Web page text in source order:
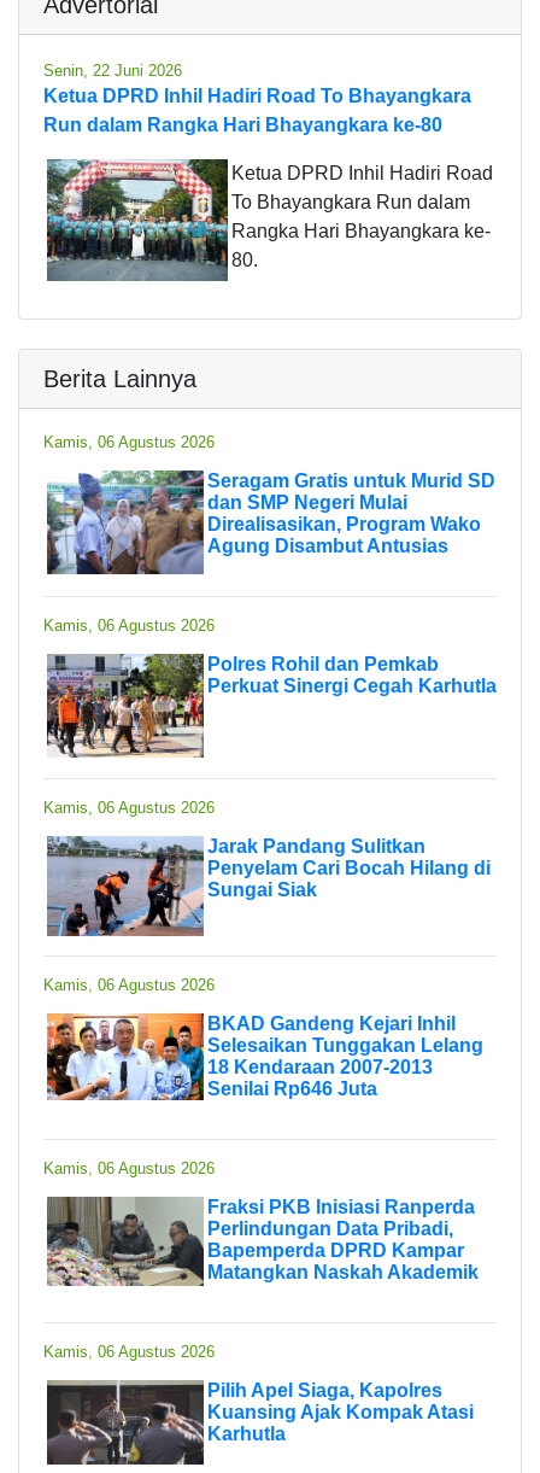
Senin, 22 Juni 2026
Ketua DPRD Inhil Hadiri Road To Bhayangkara
Run dalam Rangka Hari Bhayangkara ke-80
Ketua DPRD Inhil Hadiri Road
To Bhayangkara Run dalam
Rangka Hari Bhayangkara ke-
80.
Berita Lainnya
Kamis, 06 Agustus 2026
Seragam Gratis untuk Murid SD
dan SMP Negeri Mulai
Direalisasikan, Program Wako
Agung Disambut Antusias
Kamis, 06 Agustus 2026
Polres Rohil dan Pemkab
Perkuat Sinergi Cegah Karhutla
Kamis, 06 Agustus 2026
Jarak Pandang Sulitkan
Penyelam Cari Bocah Hilang di
Sungai Siak
Kamis, 06 Agustus 2026
BKAD Gandeng Kejari Inhil
Selesaikan Tunggakan Lelang
18 Kendaraan 2007-2013
Senilai Rp646 Juta
Kamis, 06 Agustus 2026
Fraksi PKB Inisiasi Ranperda
Perlindungan Data Pribadi,
Bapemperda DPRD Kampar
Matangkan Naskah Akademik
Kamis, 06 Agustus 2026
Pilih Apel Siaga, Kapolres
Kuansing Ajak Kompak Atasi
Karhutla